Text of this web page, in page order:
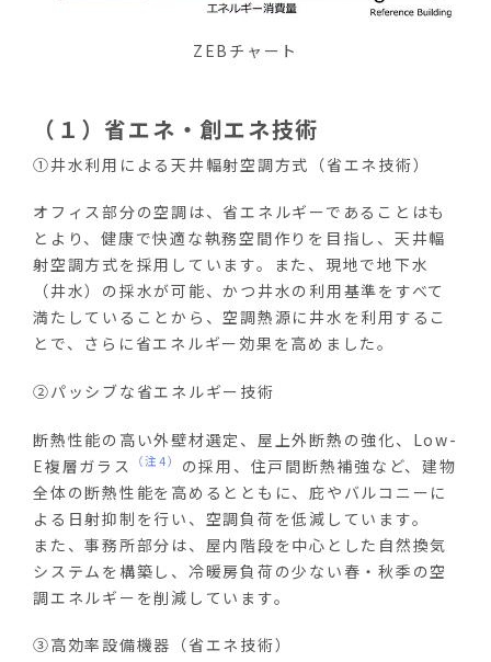
ZEBチャート
（１）省エネ・創エネ技術
①井水利用による天井輻射空調方式（省エネ技術）
オフィス部分の空調は、省エネルギーであることはも
とより、健康で快適な執務空間作りを目指し、天井輻
射空調方式を採用しています。また、現地で地下水
（井水）の採水が可能、かつ井水の利用基準をすべて
満たしていることから、空調熱源に井水を利用するこ
とで、さらに省エネルギー効果を高めました。
②パッシブな省エネルギー技術
断熱性能の高い外壁材選定、屋上外断熱の強化、 Low-
E複層ガラス （注4） の採用、住戸間断熱補強など、建物
全体の断熱性能を高めるとともに、庇やバルコニーに
よる日射抑制を行い、空調負荷を低減しています。
また、事務所部分は、屋内階段を中心とした自然換気
システムを構築し、冷暖房負荷の少ない春・秋季の空
調エネルギーを削減しています。
③高効率設備機器（省エネ技術）